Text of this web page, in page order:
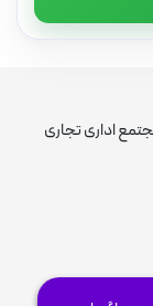
اداری تجاری